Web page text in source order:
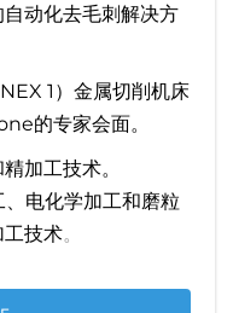
自动化去毛刺解决方
1）金属切削机床
的专家会面。
加工技术。
电化学加工和磨粒
工技术。